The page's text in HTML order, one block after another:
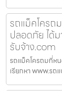
รถแม็คโครถ
ปลอดภัย ได้
รับจ้าง.com
รถแม็คโครถมที่ห
เรียกหา www.รถ